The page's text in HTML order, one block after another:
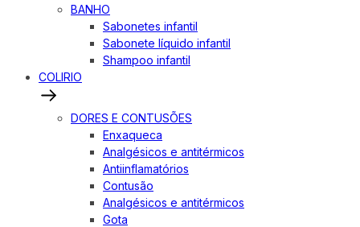
BANHO
Sabonetes infantil
Sabonete líquido infantil
Shampoo infantil
COLIRIO
DORES E CONTUSÕES
Enxaqueca
Analgésicos e antitérmicos
Antiinflamatórios
Contusão
Analgésicos e antitérmicos
Gota